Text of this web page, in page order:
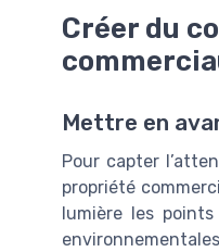
Créer du
Mettre en
Pour capter
propriété
lumière les